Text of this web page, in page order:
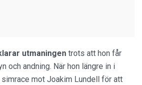
utmaningen trots att hon får
och andning. När hon längre in i
mot Joakim Lundell för att